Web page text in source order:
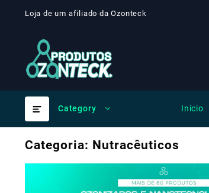
Loja de um afiliado da Ozonteck
Category Início
Categoria: Nutracêuticos